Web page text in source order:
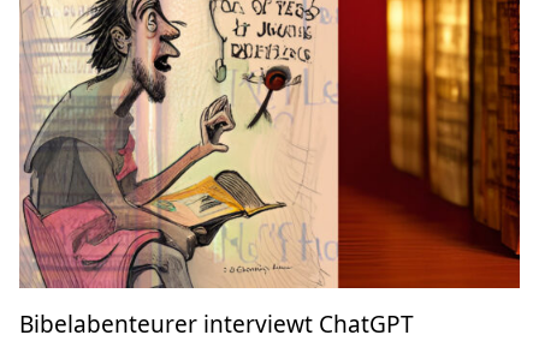
Bibelabenteurer interviewt ChatGPT